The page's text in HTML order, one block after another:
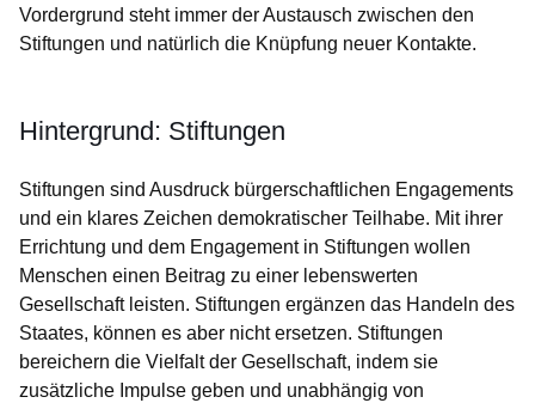
Vordergrund steht immer der Austausch zwischen den
Stiftungen und natürlich die Knüpfung neuer Kontakte.
Hintergrund: Stiftungen
Stiftungen sind Ausdruck bürgerschaftlichen Engagements
und ein klares Zeichen demokratischer Teilhabe. Mit ihrer
Errichtung und dem Engagement in Stiftungen wollen
Menschen einen Beitrag zu einer lebenswerten
Gesellschaft leisten. Stiftungen ergänzen das Handeln des
Staates, können es aber nicht ersetzen. Stiftungen
bereichern die Vielfalt der Gesellschaft, indem sie
zusätzliche Impulse geben und unabhängig von